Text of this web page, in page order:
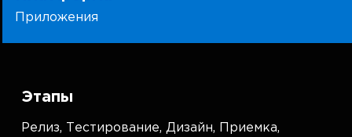
Приложения
Этапы
Релиз, Тестирование,Дизайн,
Приемка,